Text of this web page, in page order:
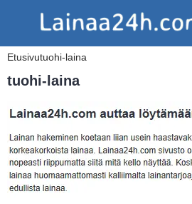
Etusivutuohi-laina
tuohi-laina